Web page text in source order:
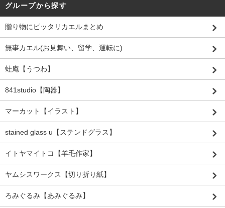
グループから探す
贈り物にピッタリカエルまとめ
無事カエル(お見舞い、留学、運転に)
蛙庵【うつわ】
841studio【陶器】
マーカット【イラスト】
stained glass u【ステンドグラス】
イトヤマイトコ【羊毛作家】
ヤムシスワークス【切り折り紙】
ろみぐるみ【あみぐるみ】